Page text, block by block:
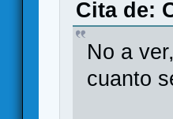
Cita de:
No a
cuanto